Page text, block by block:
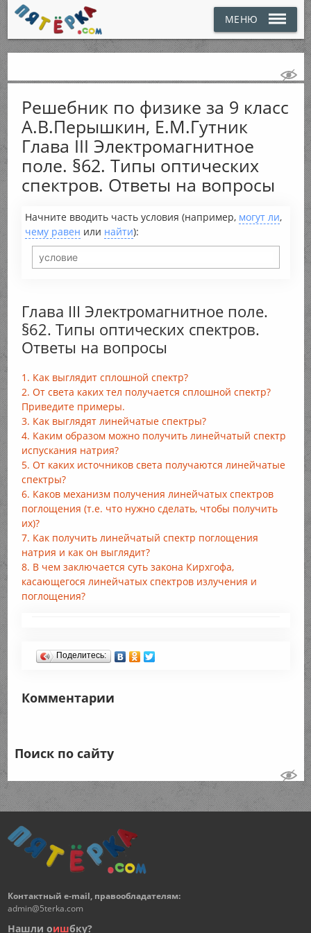
МЕНЮ
Решебник по физике за 9 класс
А.В.Перышкин, Е.М.Гутник
Глава III Электромагнитное
поле. §62. Типы оптических
спектров. Ответы на вопросы
Начните вводить часть условия (например, могут ли,
чему равен или найти):
Глава III Электромагнитное поле.
§62. Типы оптических спектров.
Ответы на вопросы
1. Как выглядит сплошной спектр?
2. От света каких тел получается сплошной спектр?
Приведите примеры.
3. Как выглядят линейчатые спектры?
4. Каким образом можно получить линейчатый спектр
испускания натрия?
5. От каких источников света получаются линейчатые
спектры?
6. Каков механизм получения линейчатых спектров
поглощения (т.е. что нужно сделать, чтобы получить
их)?
7. Как получить линейчатый спектр поглощения
натрия и как он выглядит?
8. В чем заключается суть закона Кирхгофа,
касающегося линейчатых спектров излучения и
поглощения?
Поделитесь:
Комментарии
Поиск по сайту
Контактный e-mail, правообладателям:
admin@5terka.com
Нашли оишбку?